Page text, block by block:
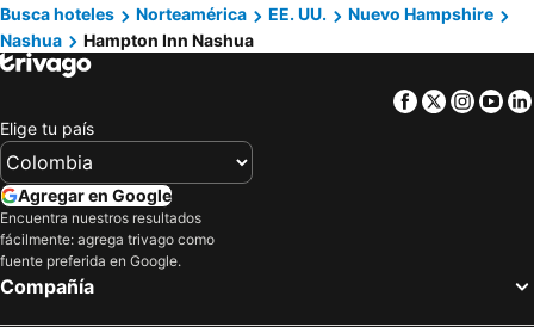
Busca hoteles
Norteamérica EE. UU.
Nuevo Hampshire
Nashua
Hampton Inn Nashua
Facebook
Twitter
Elige tu país
Agregar en Google
Encuentra nuestros resultados
fácilmente: agrega trivago como
fuente preferida en Google.
Compañía